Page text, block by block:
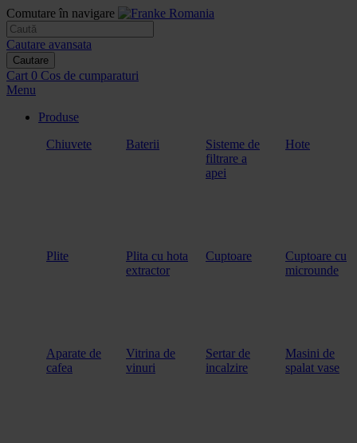
Comutare în navigare
Cautare avansata
Cautare
Cart 0 Cos de cumparaturi
Menu
Produse
Chiuvete
Baterii
Sisteme de
filtrare a
apei
Hote
Plite
Plita cu hota
extractor
Cuptoare
Cuptoare cu
microunde
Aparate de
cafea
Vitrina de
vinuri
Sertar de
incalzire
Masini de
spalat vase